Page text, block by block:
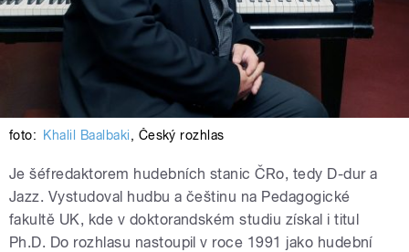
foto: Khalil Baalbaki, Český rozhlas
Je šéfredaktorem hudebních stanic ČRo, tedy D-dur a
Jazz. Vystudoval hudbu a češtinu na Pedagogické
fakultě UK, kde v doktorandském studiu získal i titul
Ph.D. Do rozhlasu nastoupil v roce 1991 jako hudební